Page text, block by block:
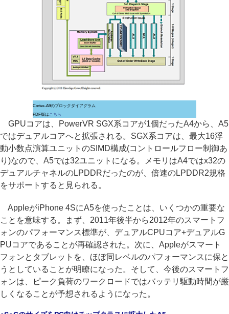
Cortex-A9のブロックダイアグラム
PDF版は こちら
GPUコアは、PowerVR SGX系コアが1個だったA4から、A5
ではデュアルコアへと拡張される。SGX系コアは、最大16浮
動小数点演算ユニットのSIMD構成(コントロールフロー制御あ
り)なので、A5では32ユニットになる。メモリはA4ではx32の
デュアルチャネルのLPDDRだったのが、倍速のLPDDR2規格
をサポートすると見られる。
AppleがiPhone 4SにA5を使ったことは、いくつかの重要な
ことを意味する。まず、2011年後半から2012年のスマートフ
ォンのパフォーマンス標準が、デュアルCPUコア+デュアルG
PUコアであることが再確認された。次に、Appleがスマート
フォンとタブレットを、ほぼ同レベルのパフォーマンスに保と
うとしていることが明瞭になった。そして、今後のスマートフ
ォンは、ピーク負荷のワークロードではバッテリ駆動時間が厳
しくなることが予想されるようになった。